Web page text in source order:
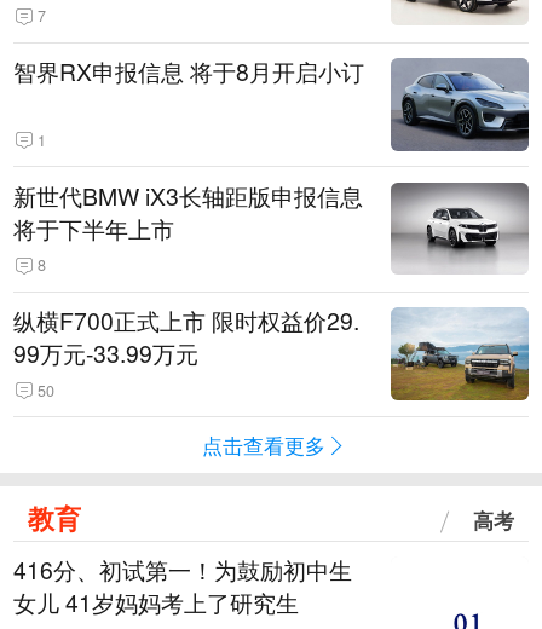
7
智界RX申报信息 将于8月开启小订
1
新世代BMW iX3长轴距版申报信息
将于下半年上市
8
纵横F700正式上市 限时权益价29.
99万元-33.99万元
50
点击查看更多
教育 高考
416分、初试第一！为鼓励初中生
女儿 41岁妈妈考上了研究生